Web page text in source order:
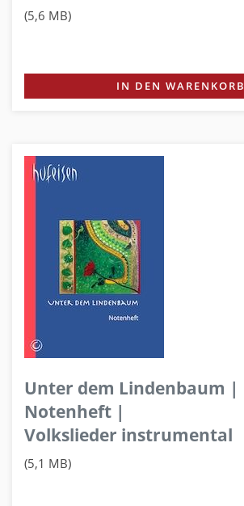
(5,6 MB)
IN DEN WARENKORB
Unter dem Lindenbaum |
Notenheft |
Volkslieder instrumental
(5,1 MB)